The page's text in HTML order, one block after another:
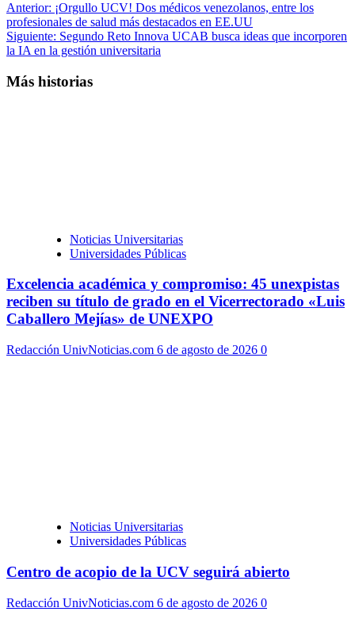
Anterior: ¡Orgullo UCV! Dos médicos venezolanos, entre los
profesionales de salud más destacados en EE.UU
Siguiente: Segundo Reto Innova UCAB busca ideas que incorporen
la IA en la gestión universitaria
Más historias
Noticias Universitarias
Universidades Públicas
Excelencia académica y compromiso: 45 unexpistas
reciben su título de grado en el Vicerrectorado «Luis
Caballero Mejías» de UNEXPO
Redacción UnivNoticias.com 6 de agosto de 2026 0
Noticias Universitarias
Universidades Públicas
Centro de acopio de la UCV seguirá abierto
Redacción UnivNoticias.com 6 de agosto de 2026 0